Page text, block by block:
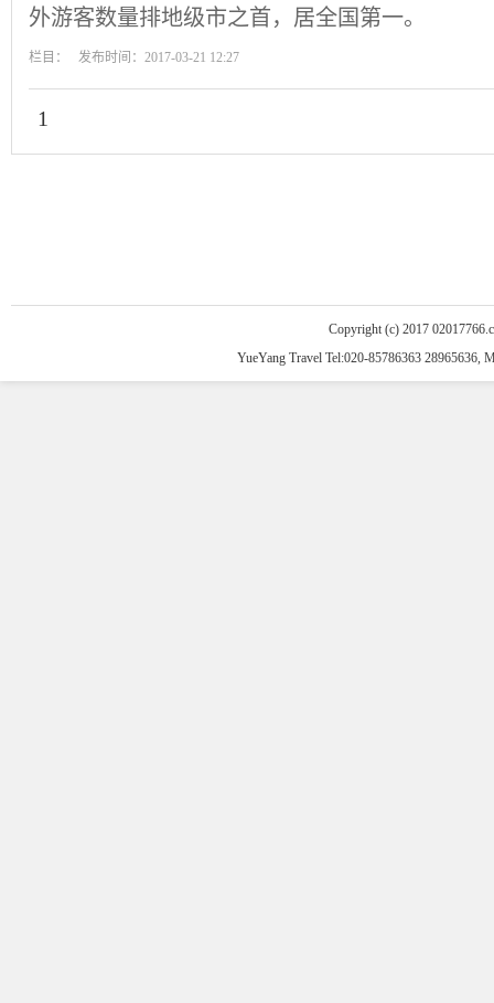
外游客数量排地级市之首，居全国第一。
栏目： 发布时间：2017-03-21 12:27
1
Copyright (c) 2017
YueYang Travel Tel:020-85786363 28965636,